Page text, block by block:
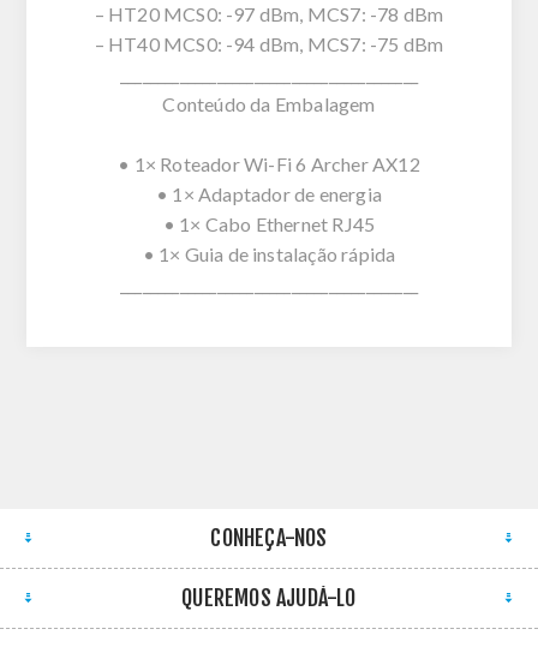
– HT20 MCS0: -97 dBm, MCS7: -78 dBm
– HT40 MCS0: -94 dBm, MCS7: -75 dBm
Conteúdo da Embalagem
• 1× Roteador Wi-Fi 6 Archer AX12
• 1× Adaptador de energia
• 1× Cabo Ethernet RJ45
• 1× Guia de instalação rápida
CONHEÇA-NOS
QUEREMOS AJUDÁ-LO